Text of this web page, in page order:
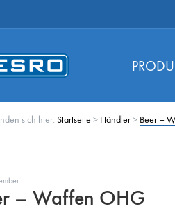
sich hier: Startseite > Händler > Beer –
– Waffen OHG